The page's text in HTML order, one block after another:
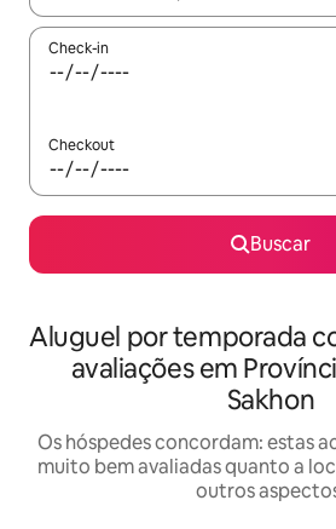
Check-in
Checkout
Buscar
Aluguel por temporada
avaliações em
Sakhon
Os hóspedes concordam: estas
muito bem avaliadas quanto a
outros